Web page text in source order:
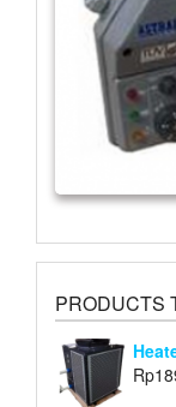
PRODUCTS
Rp